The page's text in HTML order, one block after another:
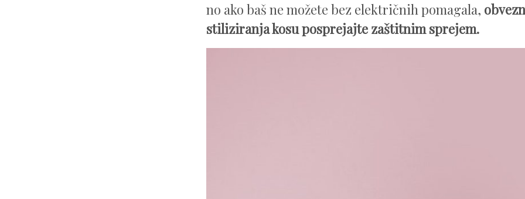
no ako baš ne možete bez električnih pomagala,
stiliziranja kosu posprejajte zaštitnim sprejem.